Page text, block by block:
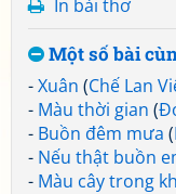
In bài thơ
Một số bài
-Xuân (Chế Lan
- Màu thời gian (
- Buồn đêm mưa (
- Nếu thật buồn
- Màu cây trong